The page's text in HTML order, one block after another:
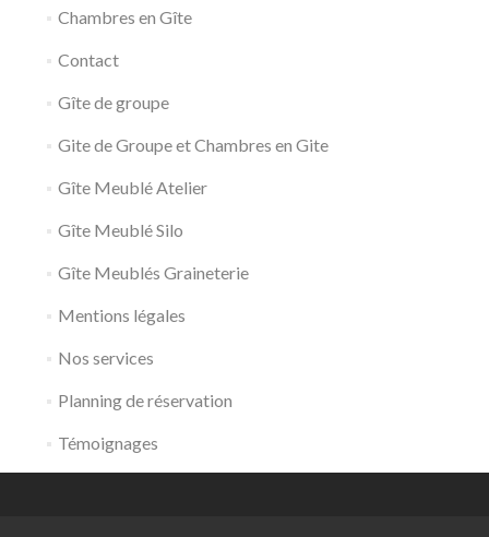
Chambres en Gîte
Contact
Gîte de groupe
Gite de Groupe et Chambres en Gite
Gîte Meublé Atelier
Gîte Meublé Silo
Gîte Meublés Graineterie
Mentions légales
Nos services
Planning de réservation
Témoignages